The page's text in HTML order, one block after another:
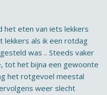
het eten van iets lekkers
lekkers als ik een rotdag
was .. Steeds vaker
tot het bijna een gewoonte
het rotgevoel meestal
weer slecht